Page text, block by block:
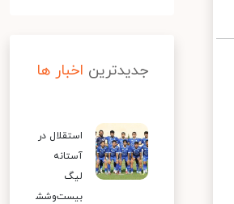
جدیدترین اخبار ها
استقلال در
آستانه
لیگ
بیست‌وشش